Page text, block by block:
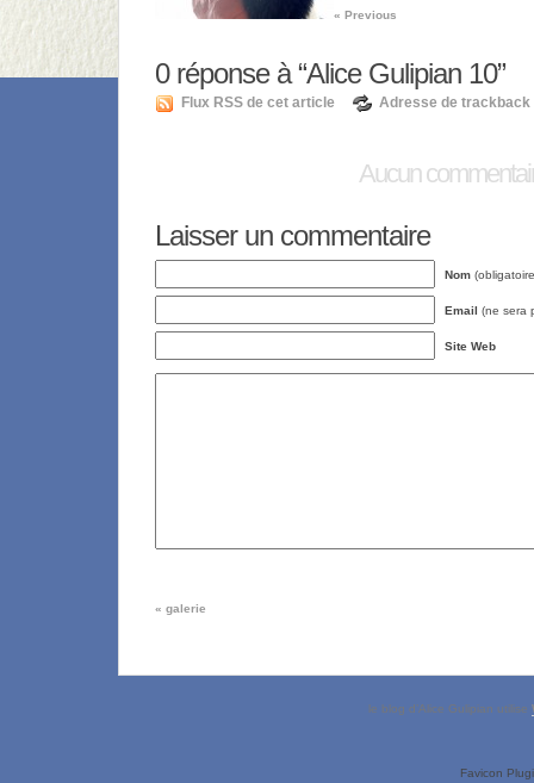
« Previous
0réponse à “Alice Gulipian 10”
Flux RSS de cet article Adresse de trackback
Aucun
Laisser un commentaire
Nom
Email (ne sera
Site Web
« galerie
le blog d’Alice Gulipian utilise
Favicon